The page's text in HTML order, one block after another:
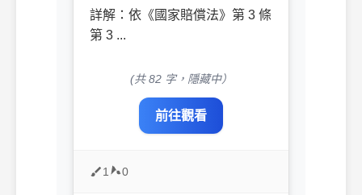
詳解：依《國家賠償法》第 3 條
第 3 ...
(共 82 字，隱藏中）
前往觀看
1 0